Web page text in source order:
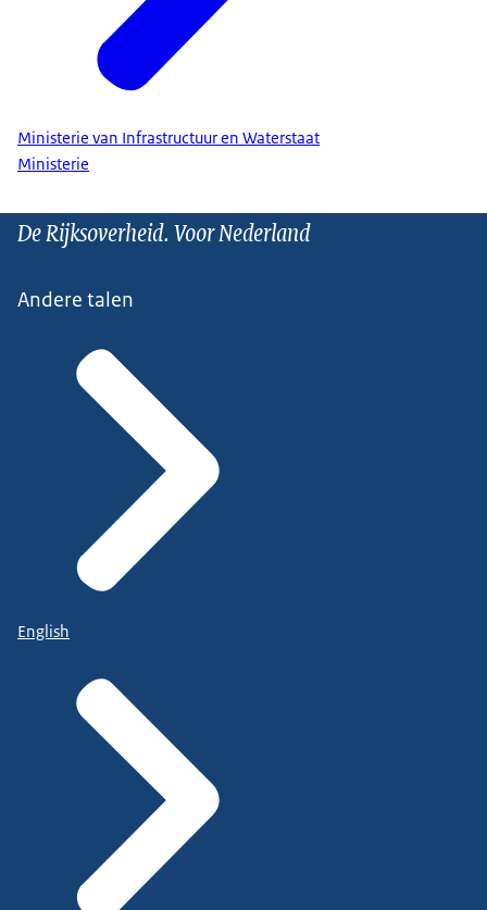
Ministerie van Infrastructuur en Waterstaat
Ministerie
De Rijksoverheid. Voor Nederland
Andere talen
English